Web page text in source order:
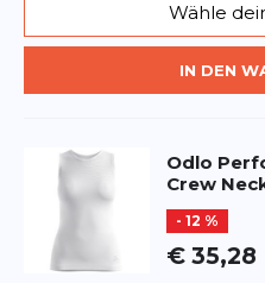
BEWERTUNG
Dieses Formular ist durch
Wähle
IN DEN
Odlo
Crew
- 12 %
€ 35,28